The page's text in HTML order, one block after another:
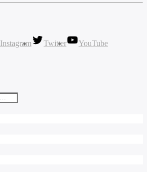
Instagram Twitter
YouTube